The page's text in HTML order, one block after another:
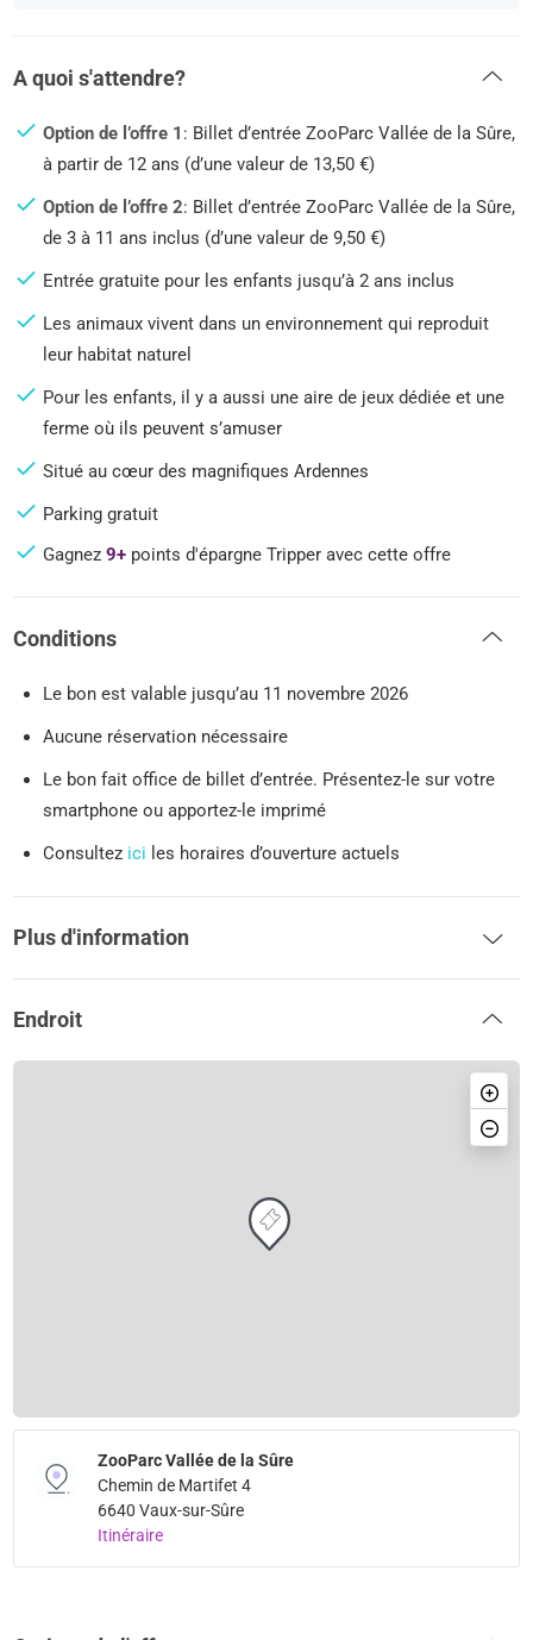
A quoi s'attendre?
Option de l’offre 1 : Billet d’entrée ZooParc Vallée de la Sûre,
à partir de 12 ans (d’une valeur de 13,50 €)
Option de l’offre 2: Billet d’entrée ZooParc Vallée de la Sûre,
de 3 à 11 ans inclus (d’une valeur de 9,50 €)
Entrée gratuite pour les enfants jusqu’à 2 ans inclus
Les animaux vivent dans un environnement qui reproduit
leur habitat naturel
Pour les enfants, il y a aussi une aire de jeux dédiée et une
ferme où ils peuvent s’amuser
Situé au cœur des magnifiques Ardennes
Parking gratuit
Gagnez9+ points d'épargne Tripper avec cette offre
Conditions
Le bon est valable jusqu’au 11 novembre 2026
Aucune réservation nécessaire
Le bon fait office de billet d’entrée. Présentez-le sur votre
smartphone ou apportez-le imprimé
Consultez ici les horaires d’ouverture actuels
Plus d'information
Endroit
ZooParc Vallée de la Sûre
Chemin de Martifet 4
6640 Vaux-sur-Sûre
Itinéraire